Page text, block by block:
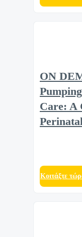
ON
Care: A
Κοιτάξτε